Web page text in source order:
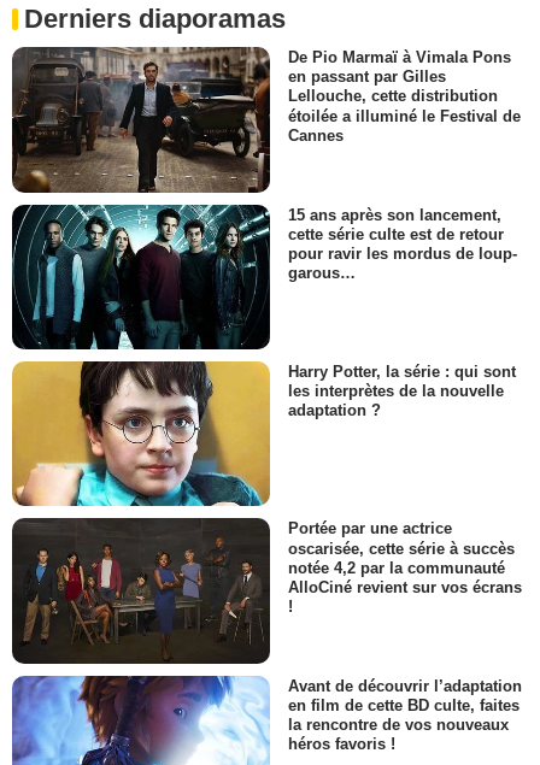
Derniers diaporamas
De Pio Marmaï à Vimala Pons
en passant par Gilles
Lellouche, cette distribution
étoilée a illuminé le Festival de
Cannes
15 ans après son lancement,
cette série culte est de retour
pour ravir les mordus de loup-
garous…
Harry Potter, la série : qui sont
les interprètes de la nouvelle
adaptation ?
Portée par une actrice
oscarisée, cette série à succès
notée 4,2 par la communauté
AlloCiné revient sur vos écrans
!
Avant de découvrir l’adaptation
en film de cette BD culte, faites
la rencontre de vos nouveaux
héros favoris !